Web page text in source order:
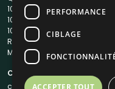
1001Salles
1001Salles PRO
1001DJ
Reserverunbar
MP2
Contacts
contact@1001traiteurs.com
PERFORMANCE
CIBLAGE
ACCEPTER TOUT